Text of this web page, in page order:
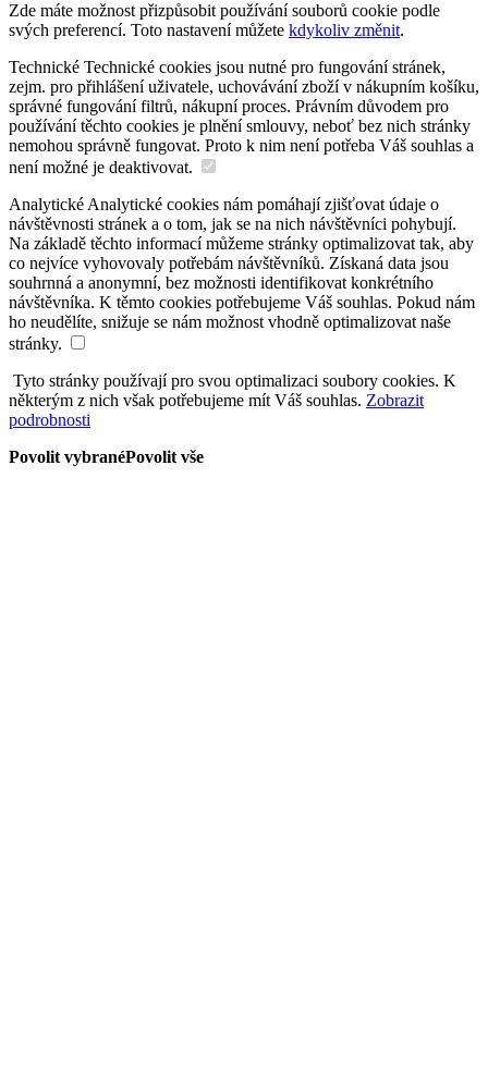
Zde máte možnost přizpůsobit používání souborů cookie podle
svých preferencí. Toto nastavení můžete kdykoliv změnit.
Technické Technické cookies jsou nutné pro fungování stránek,
zejm. pro přihlášení uživatele, uchovávání zboží v nákupním košíku,
správné fungování filtrů, nákupní proces. Právním důvodem pro
používání těchto cookies je plnění smlouvy, neboť bez nich stránky
nemohou správně fungovat. Proto k nim není potřeba Váš souhlas a
není možné je deaktivovat.
Analytické Analytické cookies nám pomáhají zjišťovat údaje o
návštěvnosti stránek a o tom, jak se na nich návštěvníci pohybují.
Na základě těchto informací můžeme stránky optimalizovat tak, aby
co nejvíce vyhovovaly potřebám návštěvníků. Získaná data jsou
souhrnná a anonymní, bez možnosti identifikovat konkrétního
návštěvníka. K těmto cookies potřebujeme Váš souhlas. Pokud nám
ho neudělíte, snižuje se nám možnost vhodně optimalizovat naše
stránky.
Tyto stránky používají pro svou optimalizaci soubory cookies. K
některým z nich však potřebujeme mít Váš souhlas. Zobrazit
podrobnosti
Povolit vybranéPovolit vše